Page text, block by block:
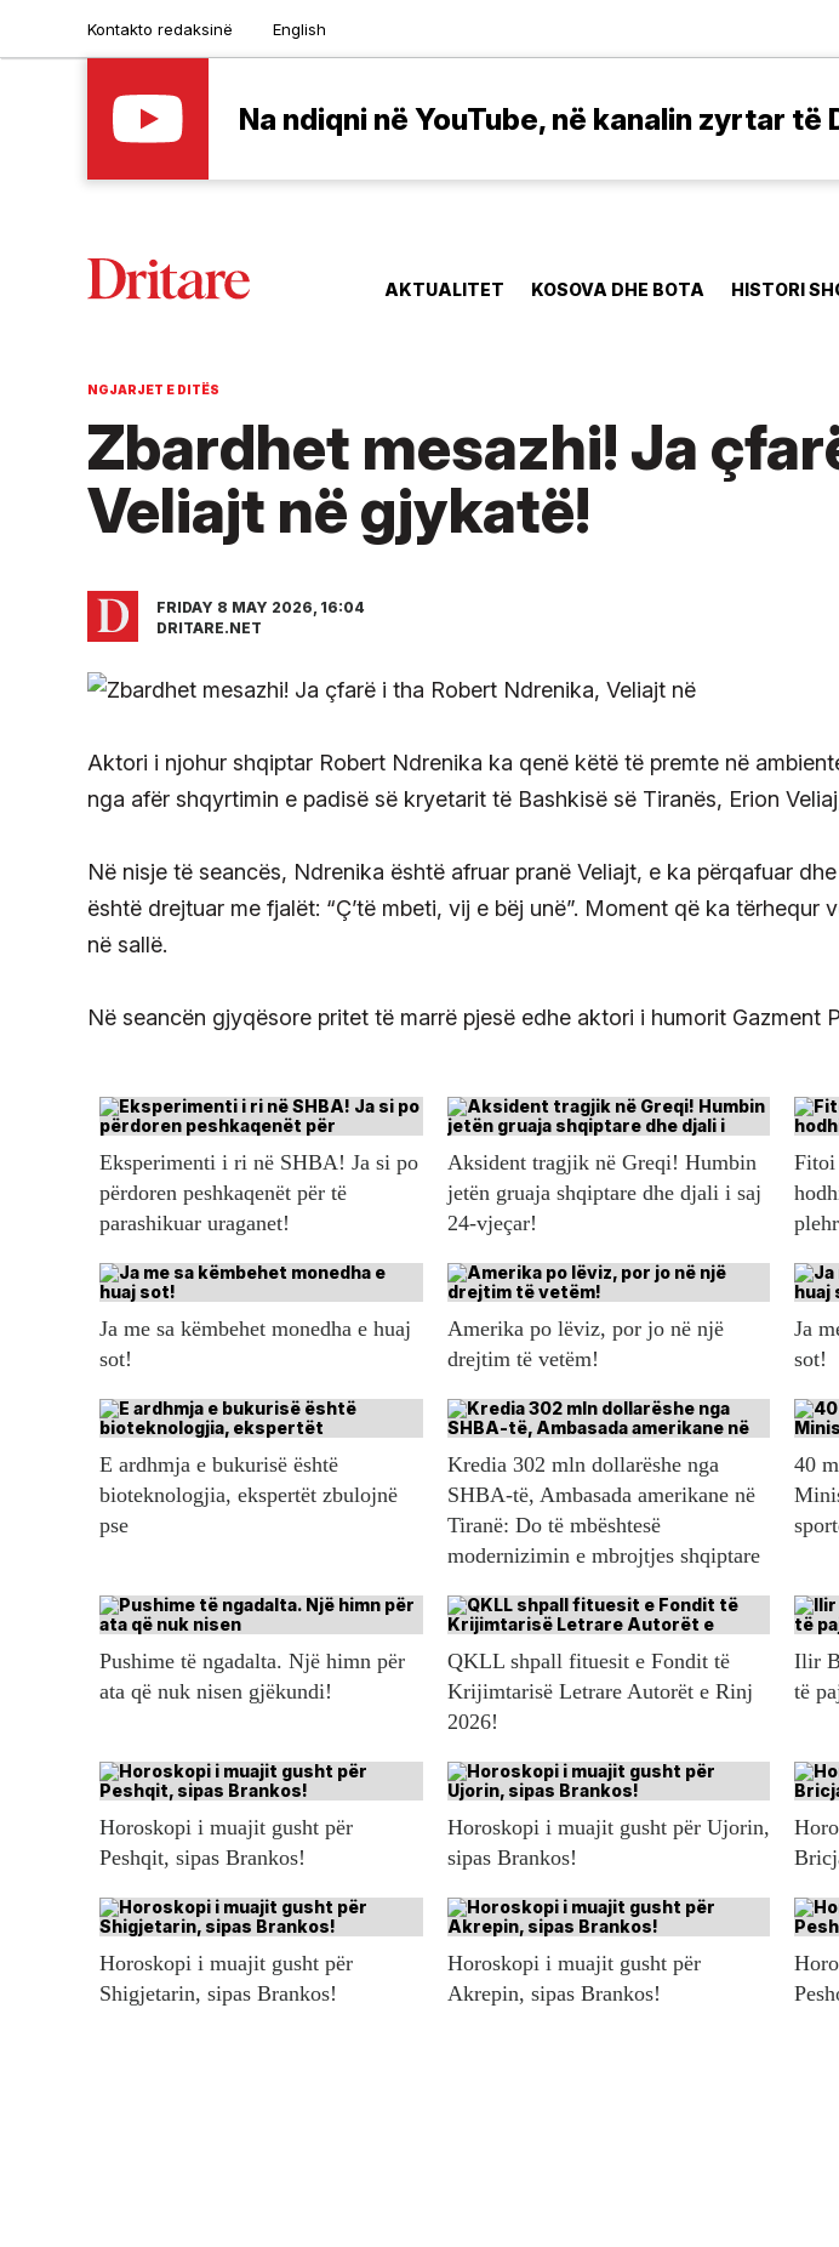
Kontakto redaksinë English
Na ndiqni në YouTube, në kanalin zyrtar të
AKTUALITET KOSOVA DHE BOTA HISTORI
NGJARJET E DITËS
Zbardhet mesazhi! Ja
Veliajt në gjykatë!
FRIDAY 8 MAY 2026, 16:04
DRITARE.NET
Aktori i njohur shqiptar Robert Ndrenika ka qenë këtë të premte në
nga afër shqyrtimin e padisë së kryetarit të Bashkisë së Tiranës, Erion
Në nisje të seancës, Ndrenika është afruar pranë Veliajt, e ka përqafuar
është drejtuar me fjalët: “Ç’të mbeti, vij e bëj unë”. Moment që ka tërhequr
në sallë.
Në seancën gjyqësore pritet të marrë pjesë edhe aktori i humorit Gazment
Eksperimenti i ri në SHBA! Ja si po
përdoren peshkaqenët për të
parashikuar uraganet!
Aksident tragjik në Greqi! Humbin
jetën gruaja shqiptare dhe djali i saj
24-vjeçar!
Fitoi
Ja me sa këmbehet monedha e huaj
sot!
Amerika po lëviz, por jo në një
drejtim të vetëm!
Ja
sot!
E ardhmja e bukurisë është
bioteknologjia, ekspertët zbulojnë
pse
Kredia 302 mln dollarëshe nga
SHBA-të, Ambasada amerikane në
Tiranë: Do të mbështesë
modernizimin e mbrojtjes shqiptare
40
Pushime të ngadalta. Një himn për
ata që nuk nisen gjëkundi!
QKLL shpall fituesit e Fondit të
Krijimtarisë Letrare Autorët e Rinj
2026!
Ilir
të
Horoskopi i muajit gusht për
Peshqit, sipas Brankos!
Horoskopi i muajit gusht për Ujorin,
sipas Brankos!
Horoskopi i muajit gusht për
Shigjetarin, sipas Brankos!
Horoskopi i muajit gusht për
Akrepin, sipas Brankos!